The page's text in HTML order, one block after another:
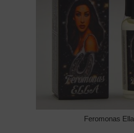
Feromonas Ella